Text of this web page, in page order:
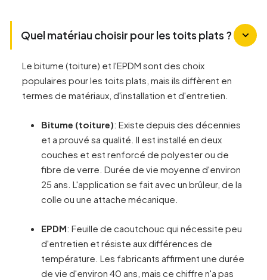
Quel matériau choisir pour les toits plats ?
Le bitume (toiture) et l'EPDM sont des choix
populaires pour les toits plats, mais ils diffèrent en
termes de matériaux, d'installation et d'entretien.
Bitume (toiture): Existe depuis des décennies
et a prouvé sa qualité. Il est installé en deux
couches et est renforcé de polyester ou de
fibre de verre. Durée de vie moyenne d'environ
25 ans. L'application se fait avec un brûleur, de la
colle ou une attache mécanique.
EPDM: Feuille de caoutchouc qui nécessite peu
d'entretien et résiste aux différences de
température. Les fabricants affirment une durée
de vie d'environ 40 ans, mais ce chiffre n'a pas